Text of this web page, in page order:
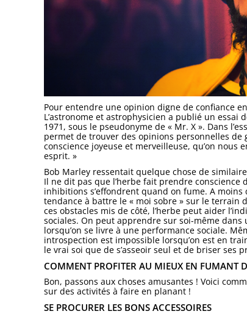
Pour entendre une opinion digne de confiance
L’astronome et astrophysicien a publié un
1971, sous le pseudonyme de « Mr. X ». Dans
permet de trouver des opinions personnelles
conscience joyeuse et merveilleuse, qu’on
esprit. »
Bob Marley ressentait quelque chose de
Il ne dit pas que l’herbe fait prendre
inhibitions s’effondrent quand on fume. A
tendance à battre le « moi sobre » sur le terrain
ces obstacles mis de côté, l’herbe peut aider
sociales. On peut apprendre sur soi-même
lorsqu’on se livre à une performance sociale.
introspection est impossible lorsqu’on est en
le vrai soi que de s’asseoir seul et de briser ses
COMMENT PROFITER AU MIEUX EN FUMANT
Bon, passons aux choses amusantes ! Voici
sur des activités à faire en planant !
SE PROCURER LES BONS ACCESSOIRES